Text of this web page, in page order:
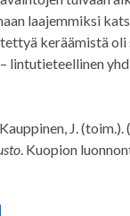
laajemmiksi
keräämistä
lintutieteellinen
J. (toim.).
. Kuopion